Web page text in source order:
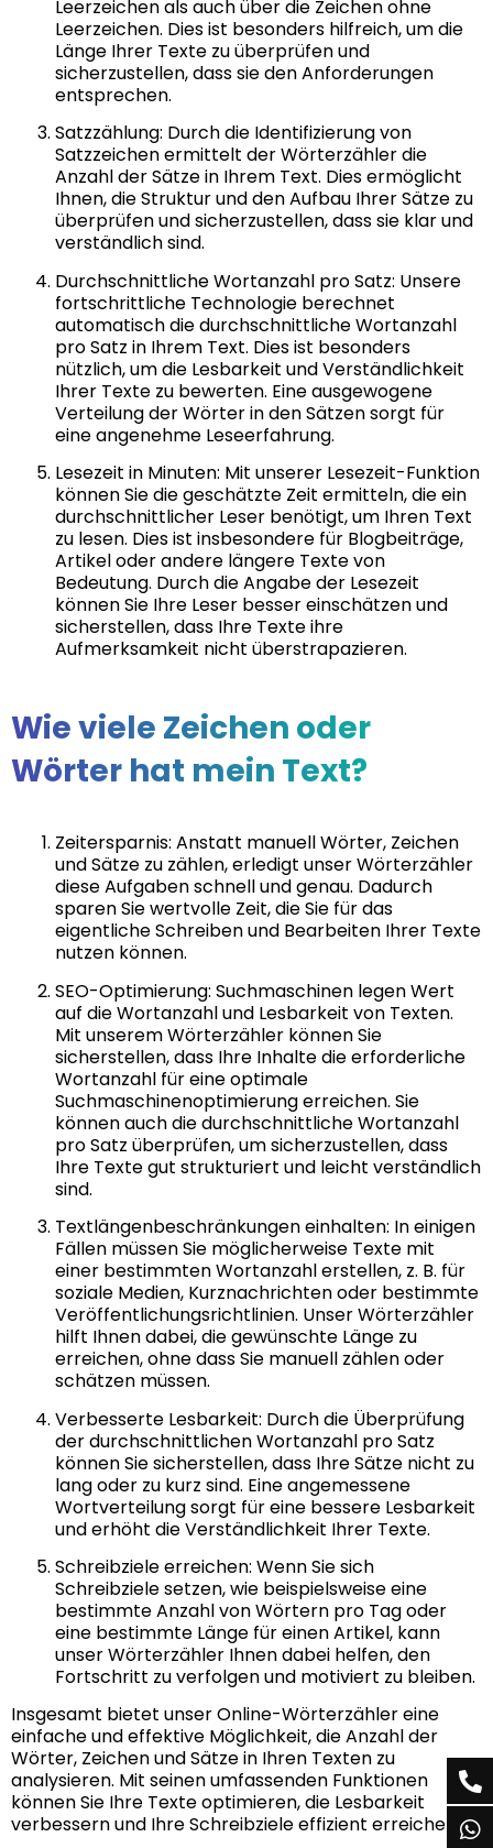
Leerzeichen als auch über die Zeichen ohne
Leerzeichen. Dies ist besonders hilfreich, um die
Länge Ihrer Texte zu überprüfen und
sicherzustellen, dass sie den Anforderungen
entsprechen.
Satzzählung: Durch die Identifizierung von
Satzzeichen ermittelt der Wörterzähler die
Anzahl der Sätze in Ihrem Text. Dies ermöglicht
Ihnen, die Struktur und den Aufbau Ihrer Sätze zu
überprüfen und sicherzustellen, dass sie klar und
verständlich sind.
Durchschnittliche Wortanzahl pro Satz: Unsere
fortschrittliche Technologie berechnet
automatisch die durchschnittliche Wortanzahl
pro Satz in Ihrem Text. Dies ist besonders
nützlich, um die Lesbarkeit und Verständlichkeit
Ihrer Texte zu bewerten. Eine ausgewogene
Verteilung der Wörter in den Sätzen sorgt für
eine angenehme Leseerfahrung.
Lesezeit in Minuten: Mit unserer Lesezeit-Funktion
können Sie die geschätzte Zeit ermitteln, die ein
durchschnittlicher Leser benötigt, um Ihren Text
zu lesen. Dies ist insbesondere für Blogbeiträge,
Artikel oder andere längere Texte von
Bedeutung. Durch die Angabe der Lesezeit
können Sie Ihre Leser besser einschätzen und
sicherstellen, dass Ihre Texte ihre
Aufmerksamkeit nicht überstrapazieren.
Wie viele Zeichen oder
Wörter hat mein Text?
Zeitersparnis: Anstatt manuell Wörter, Zeichen
und Sätze zu zählen, erledigt unser Wörterzähler
diese Aufgaben schnell und genau. Dadurch
sparen Sie wertvolle Zeit, die Sie für das
eigentliche Schreiben und Bearbeiten Ihrer Texte
nutzen können.
SEO-Optimierung: Suchmaschinen legen Wert
auf die Wortanzahl und Lesbarkeit von Texten.
Mit unserem Wörterzähler können Sie
sicherstellen, dass Ihre Inhalte die erforderliche
Wortanzahl für eine optimale
Suchmaschinenoptimierung erreichen. Sie
können auch die durchschnittliche Wortanzahl
pro Satz überprüfen, um sicherzustellen, dass
Ihre Texte gut strukturiert und leicht verständlich
sind.
Textlängenbeschränkungen einhalten: In einigen
Fällen müssen Sie möglicherweise Texte mit
einer bestimmten Wortanzahl erstellen, z. B. für
soziale Medien, Kurznachrichten oder bestimmte
Veröffentlichungsrichtlinien. Unser Wörterzähler
hilft Ihnen dabei, die gewünschte Länge zu
erreichen, ohne dass Sie manuell zählen oder
schätzen müssen.
Verbesserte Lesbarkeit: Durch die Überprüfung
der durchschnittlichen Wortanzahl pro Satz
können Sie sicherstellen, dass Ihre Sätze nicht zu
lang oder zu kurz sind. Eine angemessene
Wortverteilung sorgt für eine bessere Lesbarkeit
und erhöht die Verständlichkeit Ihrer Texte.
Schreibziele erreichen: Wenn Sie sich
Schreibziele setzen, wie beispielsweise eine
bestimmte Anzahl von Wörtern pro Tag oder
eine bestimmte Länge für einen Artikel, kann
unser Wörterzähler Ihnen dabei helfen, den
Fortschritt zu verfolgen und motiviert zu bleiben.
Insgesamt bietet unser Online-Wörterzähler eine
einfache und effektive Möglichkeit, die Anzahl der
Wörter, Zeichen und Sätze in Ihren Texten zu
analysieren. Mit seinen umfassenden Funktionen
können Sie Ihre Texte optimieren, die Lesbarkeit
verbessern und Ihre Schreibziele effizient erreichen.